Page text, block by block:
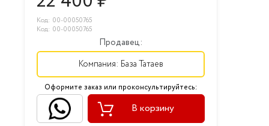
Код: 00-00050765
Код: 00-00050765
Продавец:
Компания: База Татаев
Оформите заказ или проконсультируйтесь:
В корзину